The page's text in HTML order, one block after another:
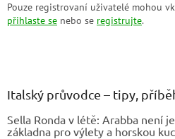
Pouze registrovaní uživatelé mohou
přihlaste se nebo se registrujte.
Italský průvodce – tipy,
Sella Ronda v létě: Arabba není
základna pro výlety a horskou